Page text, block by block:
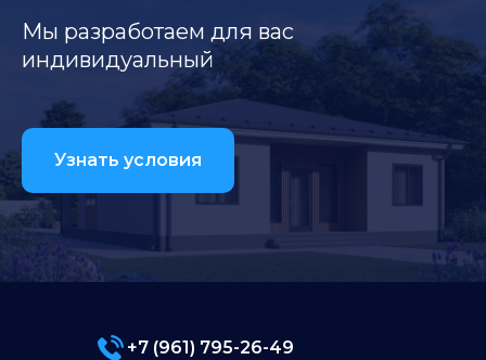
Мы разработаем для вас
индивидуальный
Узнать условия
+7 (961) 795-26-49